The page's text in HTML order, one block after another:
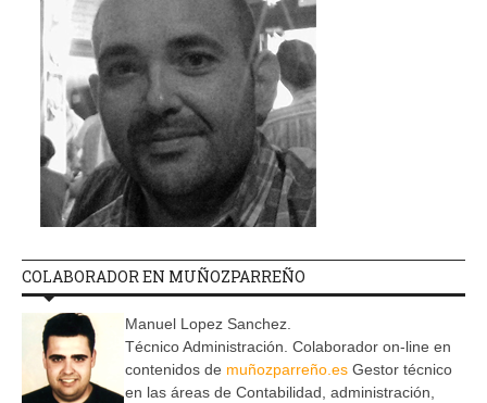
COLABORADOR EN MUÑOZPARREÑO
Manuel Lopez Sanchez.
Técnico Administración. Colaborador on-line en
contenidos de muñozparreño.es Gestor técnico
en las áreas de Contabilidad, administración,